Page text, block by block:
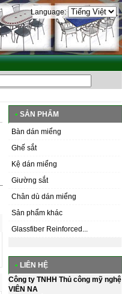
Language:
• SẢN PHẨM
Bàn dán miểng
Ghế sắt
Kệ dán miểng
Giường sắt
Chân dù dán miểng
Sản phẩm khác
Glassfiber Reinforced...
• LIÊN HỆ
Công ty TNHH Thủ công mỹ nghệ
VIÊN NA